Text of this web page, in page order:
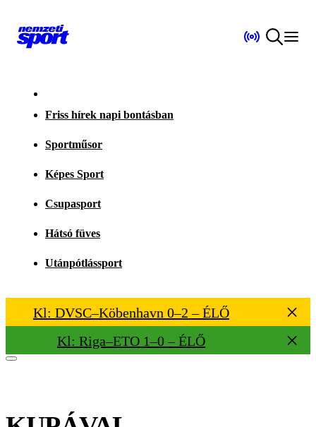
Friss hírek napi bontásban
Sportműsor
Képes Sport
Csupasport
Hátsó füves
Utánpótlássport
Kl: DVSC–Köbenhavn 0–2 – ÉLŐ
Kl: Riga–ETO 1–0 – ÉLŐ